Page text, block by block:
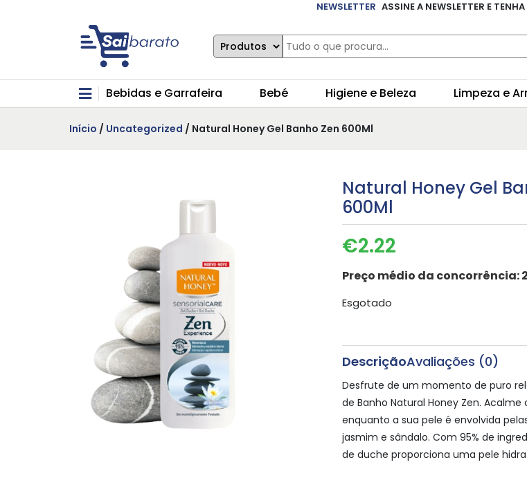
NEWSLETTER ASSINE A NEWSLETTER E
Bebidas e Garrafeira Bebé Higiene e Beleza Limpeza e
Início / Uncategorized / Natural Honey Gel Banho Zen 600Ml
Natural Honey Gel
600Ml
€2.22
Preço médio da concorrência:
Esgotado
DescriçãoAvaliações (0)
Desfrute de um momento de puro
de Banho Natural Honey Zen.
enquanto a sua pele é envolvida
jasmim e sândalo. Com 95% de
de duche proporciona uma pele